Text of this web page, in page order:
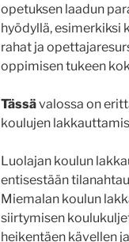
opetuksen laadun
hyödyllä, esimerkiksi
rahat ja
oppimisen tukeen
Tässävalossa on
koulujen
Luolajan koulun
entisestään
Miemalan koulun
siirtymisen
heikentäen kävellen